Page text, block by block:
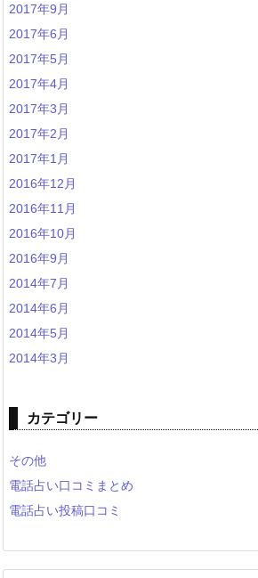
2017年9月
2017年6月
2017年5月
2017年4月
2017年3月
2017年2月
2017年1月
2016年12月
2016年11月
2016年10月
2016年9月
2014年7月
2014年6月
2014年5月
2014年3月
カテゴリー
その他
電話占い口コミまとめ
電話占い投稿口コミ